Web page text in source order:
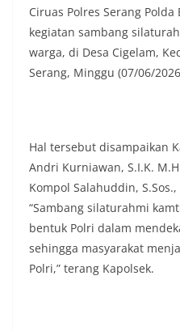
Ciruas Polres Serang
kegiatan sambang
warga, di Desa Cigelam,
Serang, Minggu (07/06/
Hal tersebut disampaikan
Andri Kurniawan, S.I.K.
Kompol Salahuddin,
“Sambang silaturahmi
bentuk Polri dalam
sehingga masyarakat
Polri,” terang Kapolsek.